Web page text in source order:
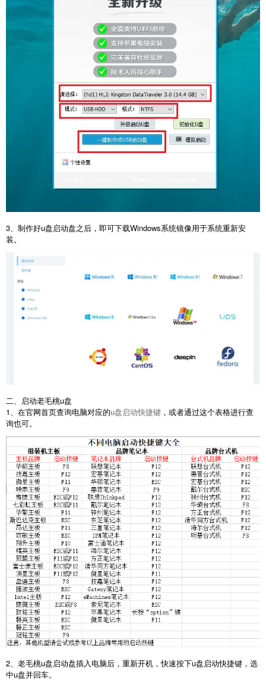
3、制作好u盘启动盘之后，即可下载Windows系统镜像用于系统重新安
装。
二、启动老毛桃u盘
1、在官网首页查询电脑对应的u盘启动快捷键 ，或者通过这个表格进行查
询也可。
2、老毛桃u盘启动盘插入电脑后，重新开机，快速按下u盘启动快捷键，选
中u盘并回车。